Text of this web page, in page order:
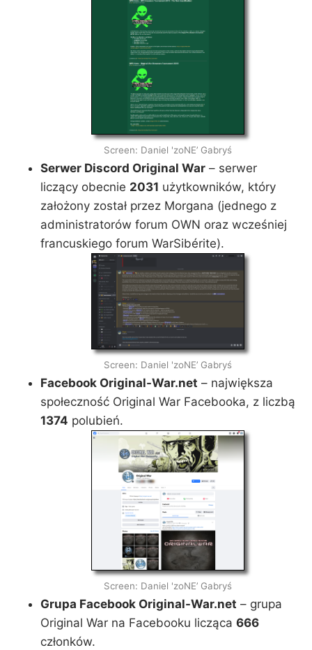
Screen: Daniel 'zoNE’ Gabryś
Serwer Discord Original War – serwer
liczący obecnie 2031 użytkowników, który
założony został przez Morgana (jednego z
administratorów forum OWN oraz wcześniej
francuskiego forum WarSibérite).
Screen: Daniel 'zoNE’ Gabryś
Facebook Original-War.net – największa
społeczność Original War Facebooka, z liczbą
1374 polubień.
Screen: Daniel 'zoNE’ Gabryś
Grupa Facebook Original-War.net – grupa
Original War na Facebooku licząca 666
członków.